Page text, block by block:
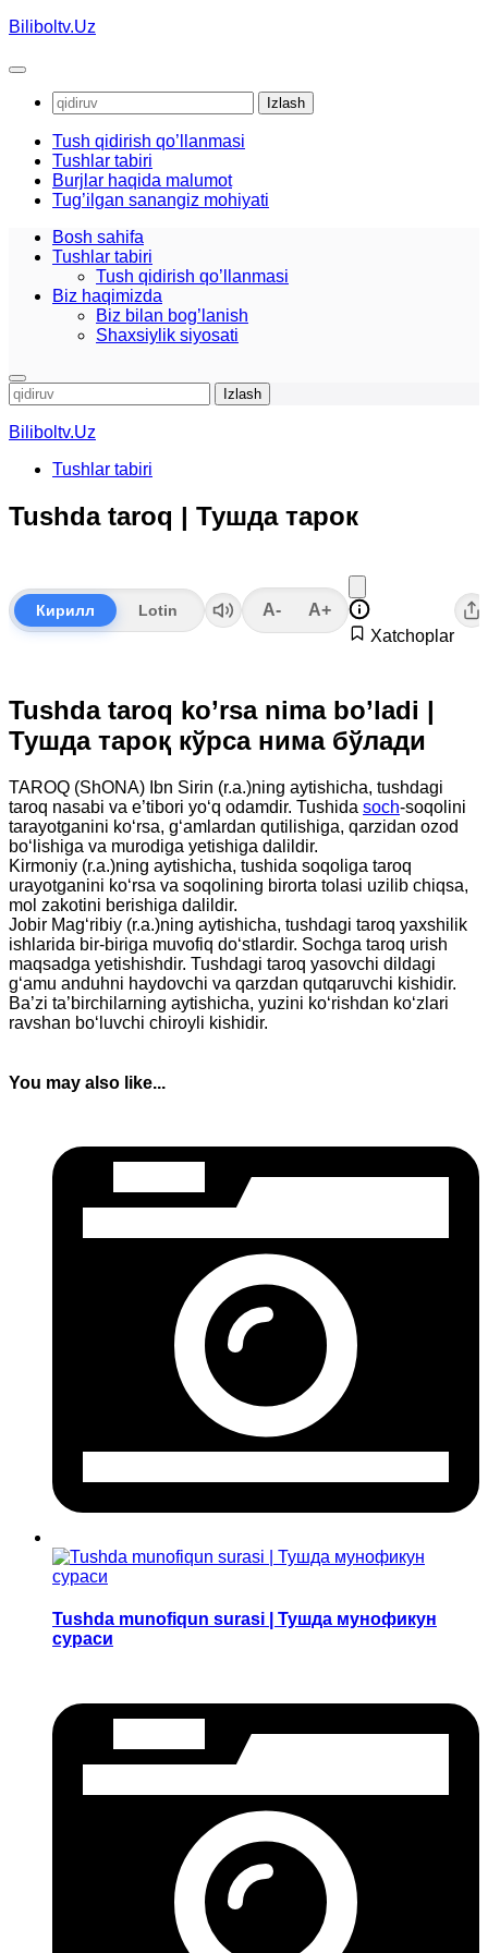
Skip
content
Biliboltv.Uz
Qidirshish:
Tush qidirish qo’llanmasi
Tushlar tabiri
Burjlar haqida malumot
Tug’ilgan sanangiz mohiyati
Bosh sahifa
Tushlar tabiri
Tush qidirish qo’llanmasi
Biz haqimizda
Biz bilan bog’lanish
Shaxsiylik siyosati
Qidirshish:
Biliboltv.Uz
Tushlar tabiri
Tushda taroq | Тушда тарок
Кирилл Lotin A-
A+
Xatchoplar
Tushda taroq ko’rsa nima bo’ladi |
Тушда тароқ кўрса нима бўлади
TAROQ (ShONA) Ibn Sirin (r.a.)ning aytishicha, tushdagi
taroq nasabi va e’tibori yo‘q odamdir. Tushida soch-soqolini
tarayotganini ko‘rsa, g‘amlardan qutilishiga, qarzidan ozod
bo‘lishiga va murodiga yetishiga dalildir.
Kirmoniy (r.a.)ning aytishicha, tushida soqoliga taroq
urayotganini ko‘rsa va soqolining birorta tolasi uzilib chiqsa,
mol zakotini berishiga dalildir.
Jobir Mag‘ribiy (r.a.)ning aytishicha, tushdagi taroq yaxshilik
ishlarida bir-biriga muvofiq do‘stlardir. Sochga taroq urish
maqsadga yetishishdir. Tushdagi taroq yasovchi dildagi
g‘amu anduhni haydovchi va qarzdan qutqaruvchi kishidir.
Ba’zi ta’birchilarning aytishicha, yuzini ko‘rishdan ko‘zlari
ravshan bo‘luvchi chiroyli kishidir.
You may also like...
Tushda munofiqun surasi | Тушда мунофикун
сураси